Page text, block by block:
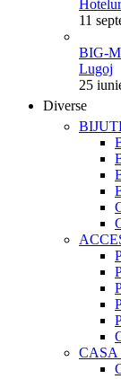
11
BIG-
Lugoj
25
Diverse